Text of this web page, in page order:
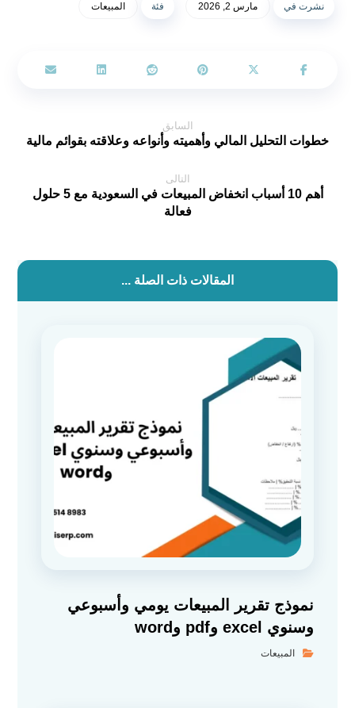
نشرت في مارس 2, 2026 فئة المبيعات
السابق
خطوات التحليل المالي وأهميته وأنواعه وعلاقته بقوائم مالية
التالى
أهم 10 أسباب انخفاض المبيعات في السعودية مع 5 حلول
فعالة
المقالات ذات الصلة ...
نموذج تقرير المبيعات يومي وأسبوعي
وسنوي excel وpdf وword
المبيعات